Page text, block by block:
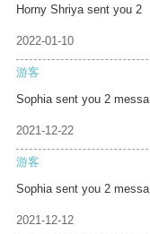
Horny Shriya sent you 2
2022-01-10
游客
Sophia sent you 2 messa
2021-12-22
游客
Sophia sent you 2 messa
2021-12-12